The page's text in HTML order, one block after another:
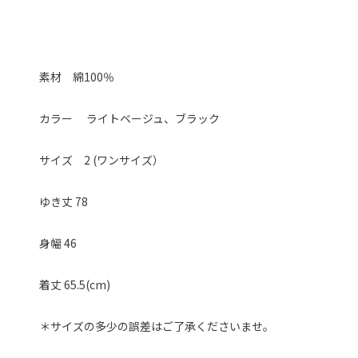
素材 綿100％
カラー ライトベージュ、ブラック
サイズ 2 (ワンサイズ）
ゆき丈 78
身幅 46
着丈 65.5(cm)
＊サイズの多少の誤差はご了承くださいませ。